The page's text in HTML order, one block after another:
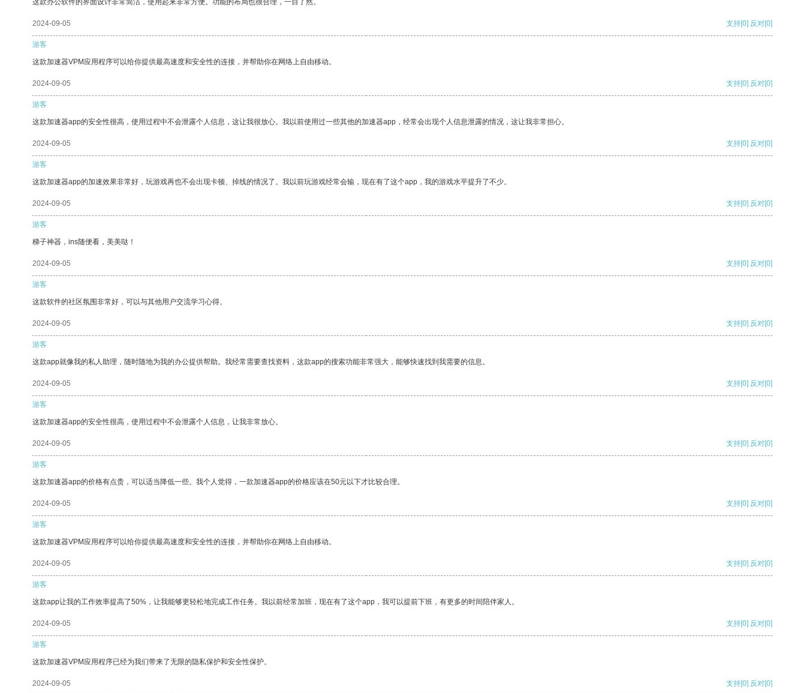
这款办公软件的界面设计非常简洁，使用起来非常方便。功能的布局也很合理，一目了然。
2024-09-05 支持[0] 反对[0]
游客
这款加速器VPM应用程序可以给你提供最高速度和安全性的连接，并帮助你在网络上自由移动。
2024-09-05 支持[0] 反对[0]
游客
这款加速器app的安全性很高，使用过程中不会泄露个人信息，这让我很放心。我以前使用过一些其他的加速器app，经常会出现个人信息泄露的情况，这让我非常担心。
2024-09-05 支持[0] 反对[0]
游客
这款加速器app的加速效果非常好，玩游戏再也不会出现卡顿、掉线的情况了。我以前玩游戏经常会输，现在有了这个app，我的游戏水平提升了不少。
2024-09-05 支持[0] 反对[0]
游客
梯子神器，ins随便看，美美哒！
2024-09-05 支持[0] 反对[0]
游客
这款软件的社区氛围非常好，可以与其他用户交流学习心得。
2024-09-05 支持[0] 反对[0]
游客
这款app就像我的私人助理，随时随地为我的办公提供帮助。我经常需要查找资料，这款app的搜索功能非常强大，能够快速找到我需要的信息。
2024-09-05 支持[0] 反对[0]
游客
这款加速器app的安全性很高，使用过程中不会泄露个人信息，让我非常放心。
2024-09-05 支持[0] 反对[0]
游客
这款加速器app的价格有点贵，可以适当降低一些。我个人觉得，一款加速器app的价格应该在50元以下才比较合理。
2024-09-05 支持[0] 反对[0]
游客
这款加速器VPM应用程序可以给你提供最高速度和安全性的连接，并帮助你在网络上自由移动。
2024-09-05 支持[0] 反对[0]
游客
这款app让我的工作效率提高了50%，让我能够更轻松地完成工作任务。我以前经常加班，现在有了这个app，我可以提前下班，有更多的时间陪伴家人。
2024-09-05 支持[0] 反对[0]
游客
这款加速器VPM应用程序已经为我们带来了无限的隐私保护和安全性保护。
2024-09-05 支持[0] 反对[0]